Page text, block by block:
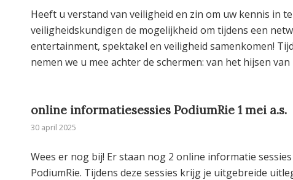
Heeft u verstand van veiligheid en zin om uw kennis in
veiligheidskundigen de mogelijkheid om tijdens een
entertainment, spektakel en veiligheid samenkomen!
nemen we u mee achter de schermen: van het hijsen
online informatiesessies PodiumRie 1 mei a.s.
30 april 2025
Wees er nog bij! Er staan nog 2 online informatie
PodiumRie. Tijdens deze sessies krijg je uitgebreide